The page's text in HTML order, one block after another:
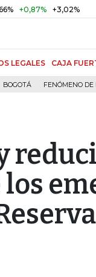
+3,02% DTF
LEGALES CAJA
BOGOTÁ FENÓMENO DE